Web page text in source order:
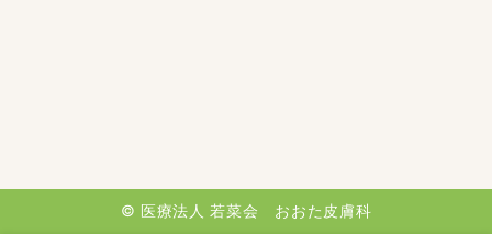
© 医療法人 若菜会 おおた皮膚科